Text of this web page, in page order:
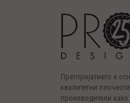
Претпријатието е
квалитетни
производители како